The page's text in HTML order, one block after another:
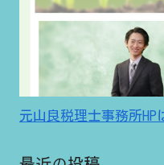
元山良税理士事務所HP